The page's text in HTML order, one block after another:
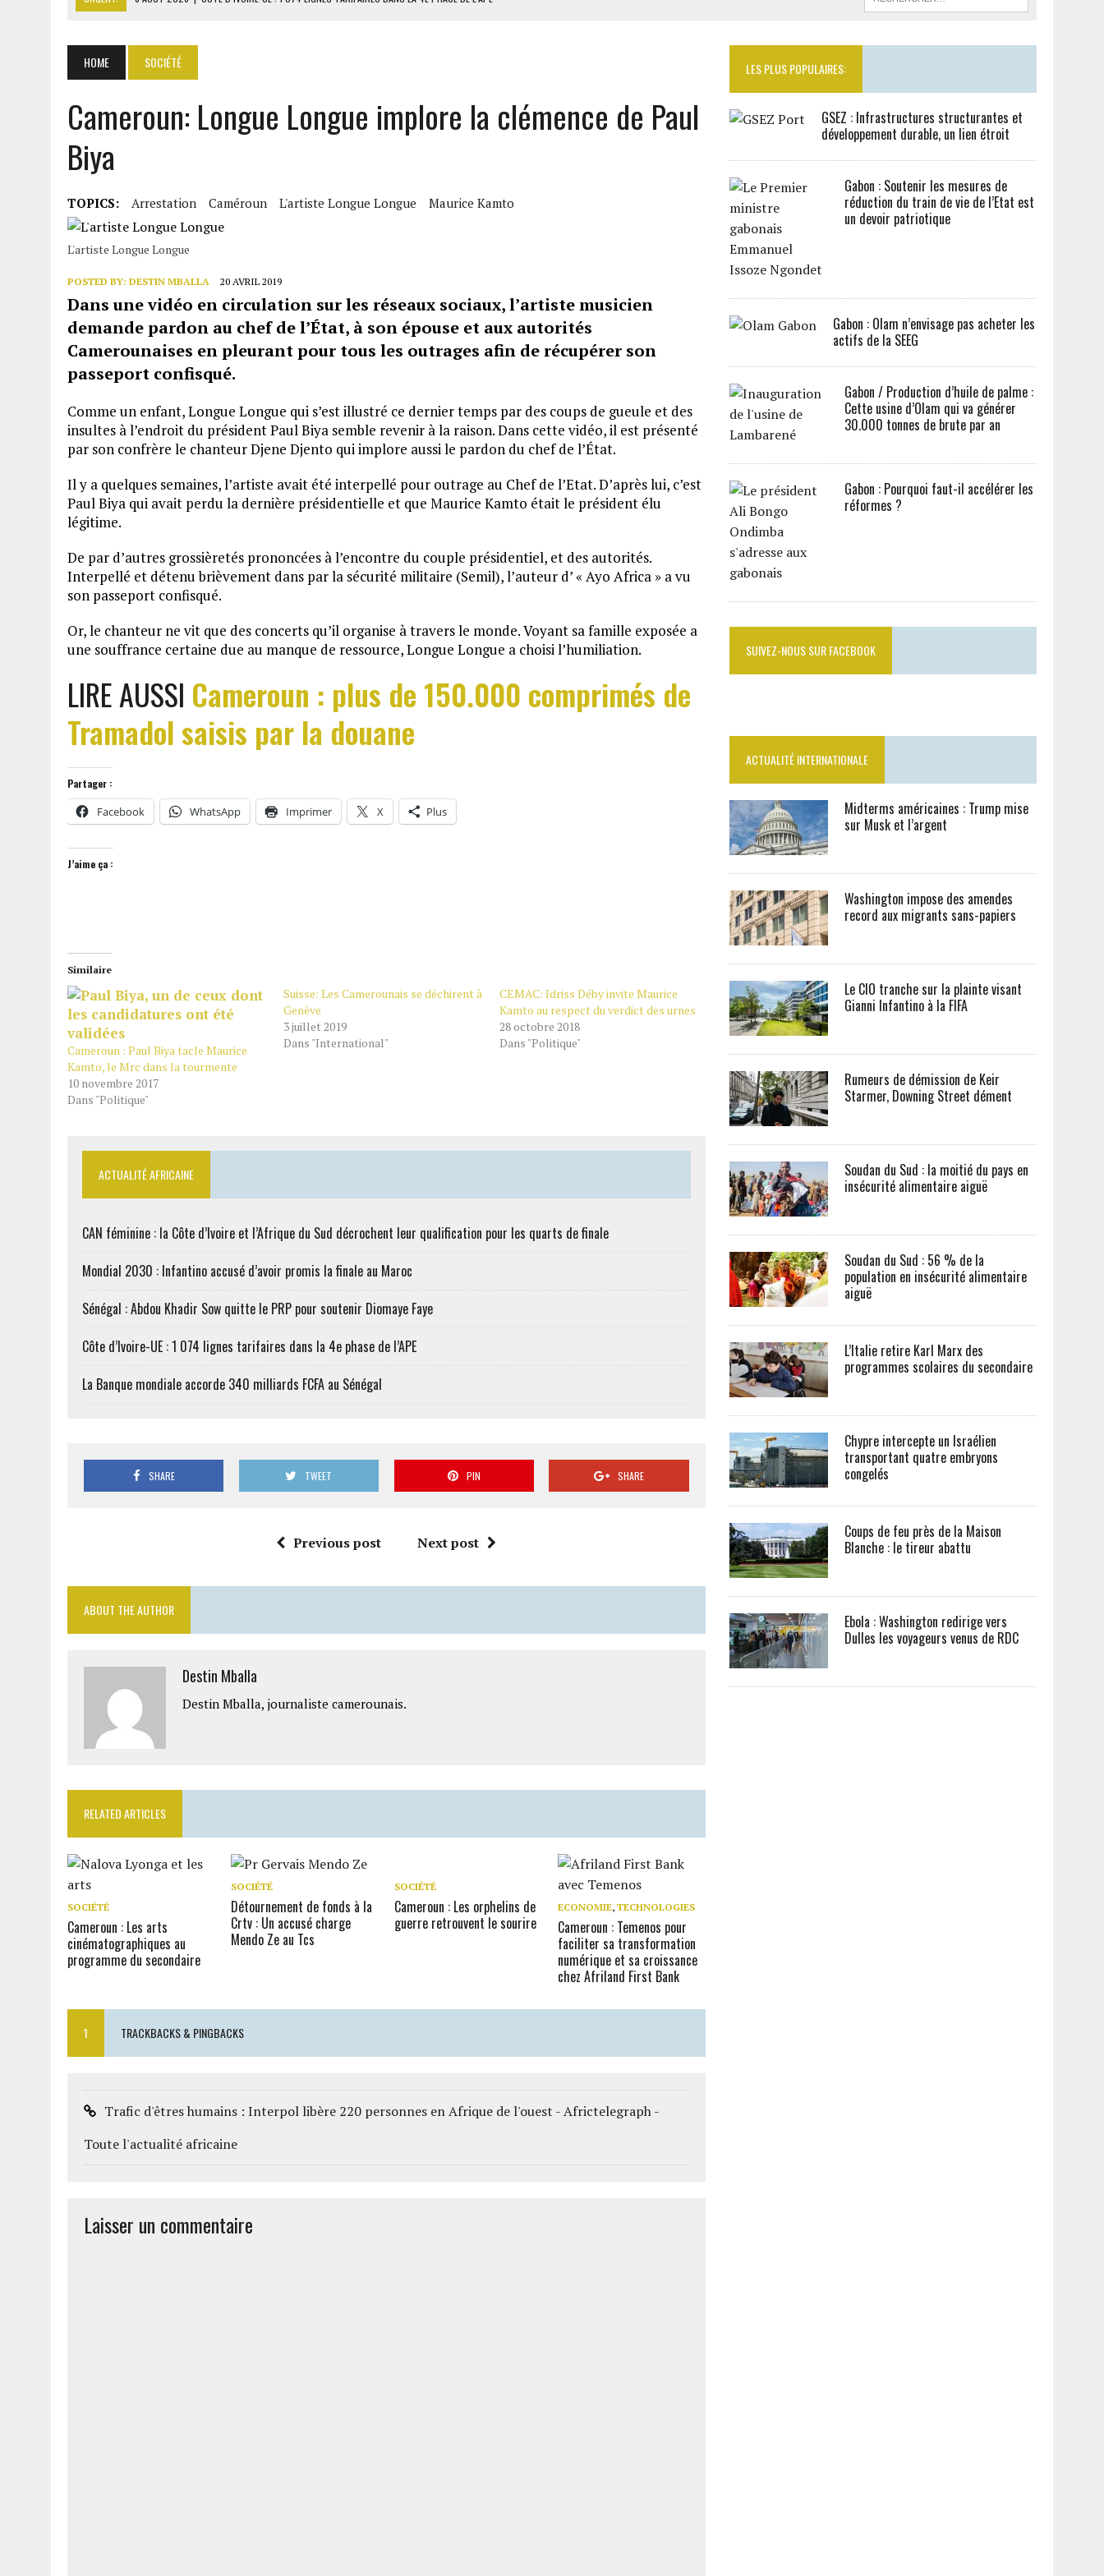
CAN FÉMININE : LA CÔTE D’IVOIRE ET L’AFRIQUE DU SUD DÉCROCHENT LEUR QUALIFICATION POUR LES QUARTS DE FINALE
6 AOÛT 2026 | MONDIAL 2030 : INFANTINO ACCUSÉ D’AVOIR PROMIS LA FINALE AU MAROC
SÉNÉGAL : ABDOU KHADIR SOW QUITTE LE PRP POUR SOUTENIR DIOMAYE FAYE
HOME SOCIÉTÉ
Cameroun: Longue Longue implore la clémence de Paul
Biya
TOPICS: Arrestation Caméroun L'artiste Longue Longue Maurice Kamto
L'artiste Longue Longue
POSTED BY: DESTIN MBALLA 20 AVRIL 2019
Dans une vidéo en circulation sur les réseaux sociaux, l’artiste musicien
demande pardon au chef de l’État, à son épouse et aux autorités
Camerounaises en pleurant pour tous les outrages afin de récupérer son
passeport confisqué.
Comme un enfant, Longue Longue qui s’est illustré ce dernier temps par des coups de gueule et des
insultes à l’endroit du président Paul Biya semble revenir à la raison. Dans cette vidéo, il est présenté
par son confrère le chanteur Djene Djento qui implore aussi le pardon du chef de l’État.
Il y a quelques semaines, l’artiste avait été interpellé pour outrage au Chef de l’Etat. D’après lui, c’est
Paul Biya qui avait perdu la dernière présidentielle et que Maurice Kamto était le président élu
légitime.
De par d’autres grossièretés prononcées à l’encontre du couple présidentiel, et des autorités.
Interpellé et détenu brièvement dans par la sécurité militaire (Semil), l’auteur d’ « Ayo Africa » a vu
son passeport confisqué.
Or, le chanteur ne vit que des concerts qu’il organise à travers le monde. Voyant sa famille exposée a
une souffrance certaine due au manque de ressource, Longue Longue a choisi l’humiliation.
LIRE AUSSI Cameroun : plus de 150.000 comprimés de
Tramadol saisis par la douane
Partager :
Facebook WhatsApp Imprimer X Plus
J’aime ça :
Similaire
Cameroun : Paul Biya tacle Maurice
Kamto, le Mrc dans la tourmente
10 novembre 2017
Dans "Politique"
Suisse: Les Camerounais se déchirent à
Genève
3 juillet 2019
Dans "International"
CEMAC: Idriss Déby invite Maurice
Kamto au respect du verdict des urnes
28 octobre 2018
Dans "Politique"
ACTUALITÉ AFRICAINE
CAN féminine : la Côte d’Ivoire et l’Afrique du Sud décrochent leur qualification pour les quarts de finale
Mondial 2030 : Infantino accusé d’avoir promis la finale au Maroc
Sénégal : Abdou Khadir Sow quitte le PRP pour soutenir Diomaye Faye
Côte d’Ivoire-UE : 1 074 lignes tarifaires dans la 4e phase de l’APE
La Banque mondiale accorde 340 milliards FCFA au Sénégal
SHARE TWEET PIN SHARE
Previous post Next post
ABOUT THE AUTHOR
Destin Mballa
Destin Mballa, journaliste camerounais.
RELATED ARTICLES
SOCIÉTÉ
Cameroun : Les arts
cinématographiques au
programme du secondaire
SOCIÉTÉ
Détournement de fonds à la
Crtv : Un accusé charge
Mendo Ze au Tcs
SOCIÉTÉ
Cameroun : Les orphelins de
guerre retrouvent le sourire
ECONOMIE,TECHNOLOGIES
Cameroun : Temenos pour
faciliter sa transformation
numérique et sa croissance
chez Afriland First Bank
1 TRACKBACKS & PINGBACKS
Trafic d'êtres humains : Interpol libère 220 personnes en Afrique de l'ouest - Africtelegraph -
Toute l'actualité africaine
Laisser un commentaire
LES PLUS POPULAIRES:
GSEZ : Infrastructures structurantes et
développement durable, un lien étroit
Gabon : Soutenir les mesures de
réduction du train de vie de l’Etat est
un devoir patriotique
Gabon : Olam n’envisage pas acheter les
actifs de la SEEG
Gabon / Production d’huile de palme :
Cette usine d’Olam qui va générer
30.000 tonnes de brute par an
Gabon : Pourquoi faut-il accélérer les
réformes ?
SUIVEZ-NOUS SUR FACEBOOK
ACTUALITÉ INTERNATIONALE
Midterms américaines : Trump mise
sur Musk et l’argent
Washington impose des amendes
record aux migrants sans-papiers
Le CIO tranche sur la plainte visant
Gianni Infantino à la FIFA
Rumeurs de démission de Keir
Starmer, Downing Street dément
Soudan du Sud : la moitié du pays en
insécurité alimentaire aiguë
Soudan du Sud : 56 % de la
population en insécurité alimentaire
aiguë
L’Italie retire Karl Marx des
programmes scolaires du secondaire
Chypre intercepte un Israélien
transportant quatre embryons
congelés
Coups de feu près de la Maison
Blanche : le tireur abattu
Ebola : Washington redirige vers
Dulles les voyageurs venus de RDC